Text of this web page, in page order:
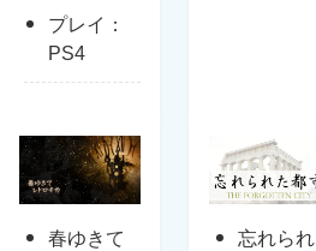
プレイ：
PS4
春ゆきて
忘れられ